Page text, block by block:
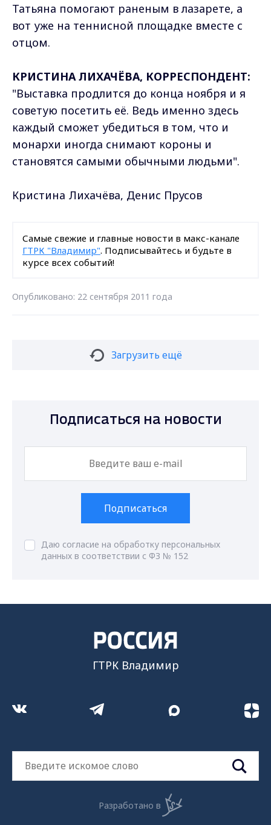
Татьяна помогают раненым в лазарете, а
вот уже на теннисной площадке вместе с
отцом.
КРИСТИНА ЛИХАЧЁВА, КОРРЕСПОНДЕНТ:
"Выставка продлится до конца ноября и я
советую посетить её. Ведь именно здесь
каждый сможет убедиться в том, что и
монархи иногда снимают короны и
становятся самыми обычными людьми".
Кристина Лихачёва, Денис Прусов
Самые свежие и главные новости в макс-канале
ГТРК "Владимир". Подписывайтесь и будьте в
курсе всех событий!
Опубликовано: 22 сентября 2011 года
Загрузить ещё
Подписаться на новости
Подписаться
Даю согласие на обработку персональных
данных в соответствии с ФЗ № 152
ГТРК Владимир
Разработано в